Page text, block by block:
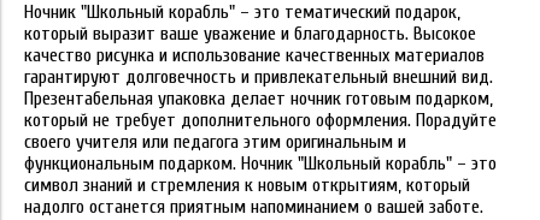
Ночник "Школьный корабль" – это тематический подарок,
который выразит ваше уважение и благодарность. Высокое
качество рисунка и использование качественных материалов
гарантируют долговечность и привлекательный внешний вид.
Презентабельная упаковка делает ночник готовым подарком,
который не требует дополнительного оформления. Порадуйте
своего учителя или педагога этим оригинальным и
функциональным подарком. Ночник "Школьный корабль" – это
символ знаний и стремления к новым открытиям, который
надолго останется приятным напоминанием о вашей заботе.